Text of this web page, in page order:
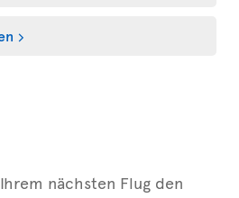
nächsten Flug den